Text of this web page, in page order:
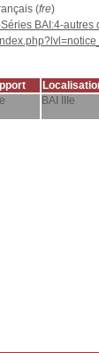
(fre)
BAI:4-autres
BAI IIIe